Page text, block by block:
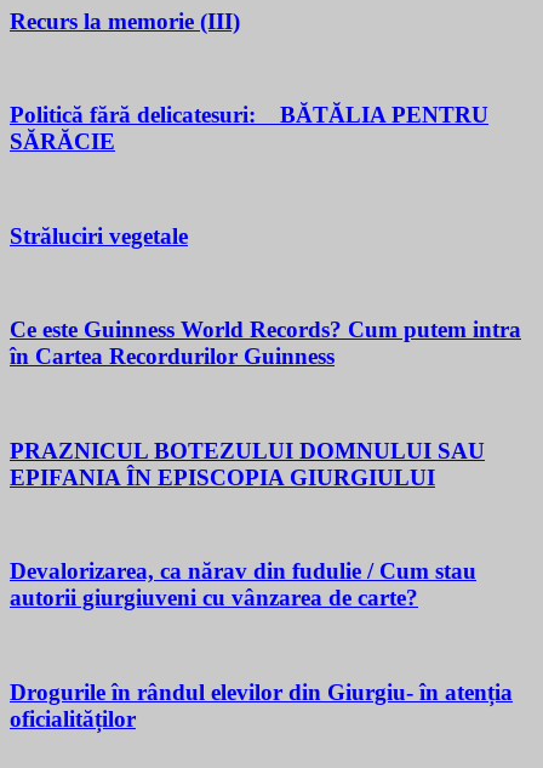
Recurs la memorie (III)
Politică fără delicatesuri: BĂTĂLIA PENTRU
SĂRĂCIE
Străluciri vegetale
Ce este Guinness World Records? Cum putem intra
în Cartea Recordurilor Guinness
PRAZNICUL BOTEZULUI DOMNULUI SAU
EPIFANIA ÎN EPISCOPIA GIURGIULUI
Devalorizarea, ca nărav din fudulie / Cum stau
autorii giurgiuveni cu vânzarea de carte?
Drogurile în rândul elevilor din Giurgiu- în atenția
oficialităților